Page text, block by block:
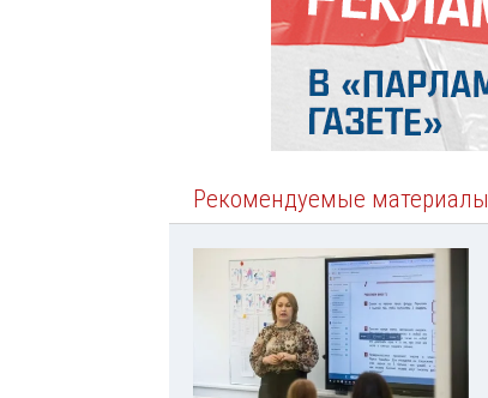
Рекомендуемые материалы